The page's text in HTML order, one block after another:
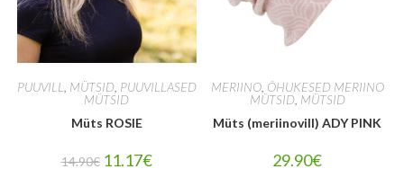
PUUVILL MÜTSID, PUUVILLASED
MÜTSID
Müts ROSIE
14.90€ 11.17€
MERIINO, ÕHUKESED MERIINO
MÜTSID, MÜTSID
Müts (meriinovill) ADY PINK
29.90€